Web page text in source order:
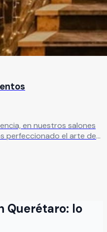
en nuestros salones
perfeccionado el arte de
tipo de
necesidades específicas.
Querétaro: lo